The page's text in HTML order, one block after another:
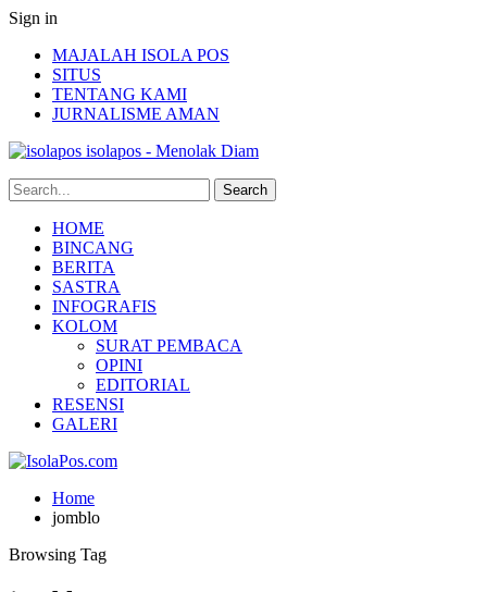
Sign in
MAJALAH ISOLA POS
SITUS
TENTANG KAMI
JURNALISME AMAN
isolapos - Menolak Diam
HOME
BINCANG
BERITA
SASTRA
INFOGRAFIS
KOLOM
SURAT PEMBACA
OPINI
EDITORIAL
RESENSI
GALERI
Home
jomblo
Browsing Tag